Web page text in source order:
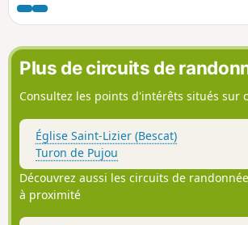
vallée de Nay au Sud-Est de Pau, et
de la chaîne des Pyrénées depuis la
sanctuaire. Enfin, on peut "s'amuser" à
fontaines et autres sources qui se
collines du site....
Plus de circuits de
Consultez les points d'intérêts situés sur
Église Saint-Lizier (Bescat)
Turon de Pujou
Découvrez aussi les circuits de
à proximité